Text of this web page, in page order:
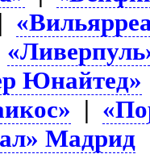
Юнайтед»
|
Мадрид